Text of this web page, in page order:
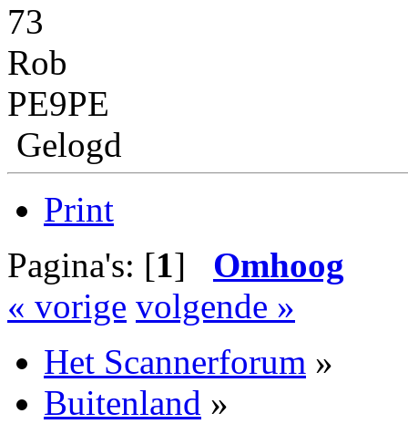
73
Rob
PE9PE
Gelogd
Print
Pagina's: [1] Omhoog
« vorige volgende »
Het Scannerforum »
Buitenland »